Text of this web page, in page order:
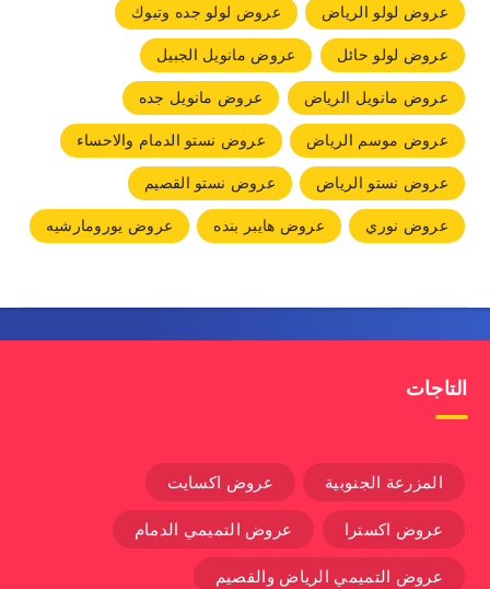
عروض لولو الرياض
عروض لولو جده وتبوك
عروض لولو حائل
عروض مانويل الجبيل
عروض مانويل الرياض
عروض مانويل جده
عروض موسم الرياض
عروض نستو الدمام والاحساء
عروض نستو الرياض
عروض نستو القصيم
عروض نوري
عروض هايبر بنده عروض يورومارشيه
التاجات
المزرعة الجنوبية عروض اكسايت
عروض اكسترا عروض التميمي الدمام
عروض التميمي الرياض والقصيم